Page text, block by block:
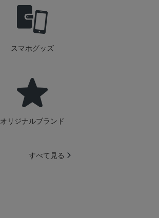
スマホグッズ
オリジナルブランド
すべて見る